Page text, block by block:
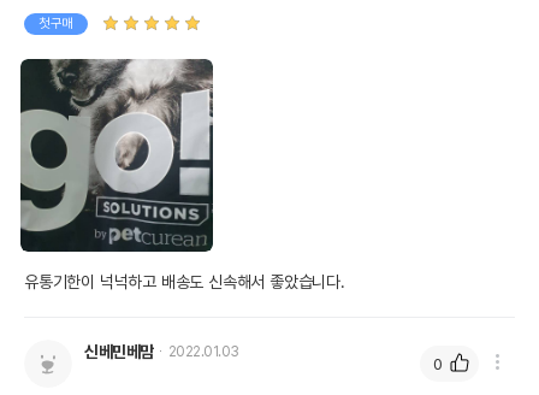
첫구매
유통기한이 넉넉하고 배송도 신속해서 좋았습니다.
신베민베맘 2022.01.03
0